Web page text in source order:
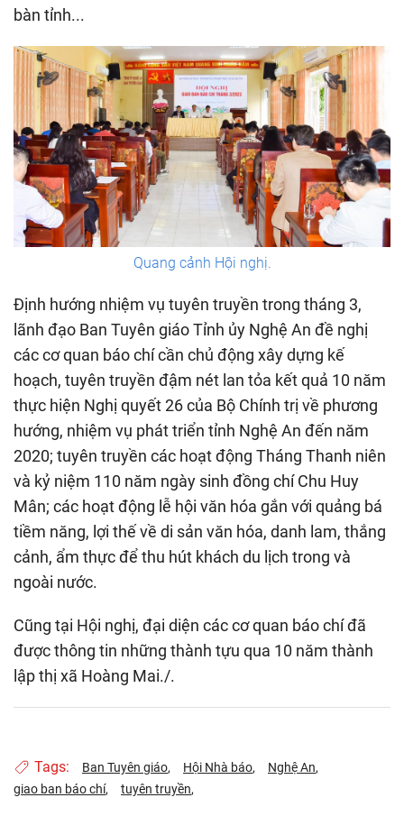
bàn tỉnh...
Quang cảnh Hội nghị.
Định hướng nhiệm vụ tuyên truyền trong tháng 3,
lãnh đạo Ban Tuyên giáo Tỉnh ủy Nghệ An đề nghị
các cơ quan báo chí cần chủ động xây dựng kế
hoạch, tuyên truyền đậm nét lan tỏa kết quả 10 năm
thực hiện Nghị quyết 26 của Bộ Chính trị về phương
hướng, nhiệm vụ phát triển tỉnh Nghệ An đến năm
2020; tuyên truyền các hoạt động Tháng Thanh niên
và kỷ niệm 110 năm ngày sinh đồng chí Chu Huy
Mân; các hoạt động lễ hội văn hóa gắn với quảng bá
tiềm năng, lợi thế về di sản văn hóa, danh lam, thắng
cảnh, ẩm thực để thu hút khách du lịch trong và
ngoài nước.
Cũng tại Hội nghị, đại diện các cơ quan báo chí đã
được thông tin những thành tựu qua 10 năm thành
lập thị xã Hoàng Mai./.
Tags: Ban Tuyên giáo Hội Nhà báo
Nghệ An
giao ban báo chí
tuyên truyền